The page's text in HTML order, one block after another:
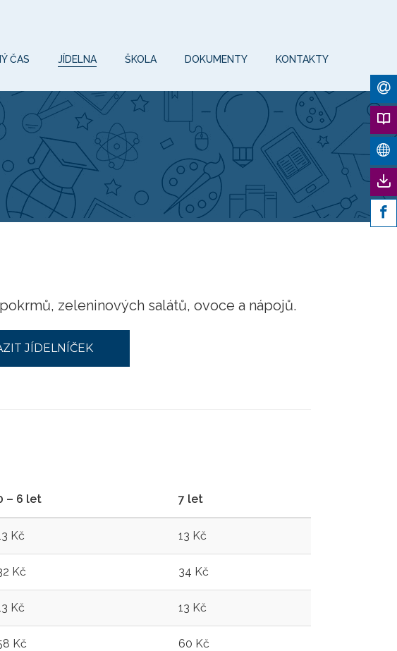
ČAS JÍDELNA ŠKOLA DOKUMENTY KONTAKTY
zeleninových salátů, ovoce a nápojů.
JÍDELNÍČEK
– 6 let 7 let
Kč 13 Kč
Kč 34 Kč
Kč 13 Kč
Kč 60 Kč